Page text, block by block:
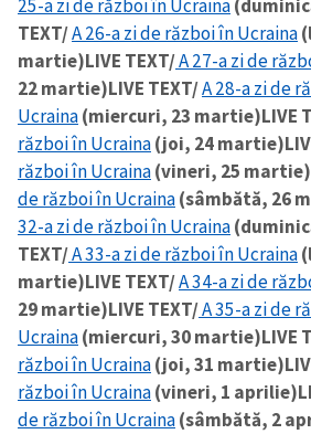
25-a zi de război în Ucraina
TEXT/A 26-a zi de război în Ucraina
martie)LIVE TEXT/A 27-a zi de
22 martie)LIVE TEXT/A 28-a zi de
Ucraina(miercuri, 23 martie)LIVE
război în Ucraina(joi, 24 martie)
război în Ucraina(vineri, 25 martie)
de război în Ucraina(sâmbătă, 26
32-a zi de război în Ucraina
TEXT/A 33-a zi de război în Ucraina
martie)LIVE TEXT/A 34-a zi de
29 martie)LIVE TEXT/A 35-a zi de
Ucraina(miercuri, 30 martie)LIVE
război în Ucraina(joi, 31 martie)
război în Ucraina(vineri, 1 aprilie)
de război în Ucraina(sâmbătă, 2